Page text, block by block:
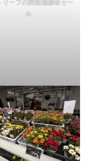
リーフの閉館感謝祭セー
ル